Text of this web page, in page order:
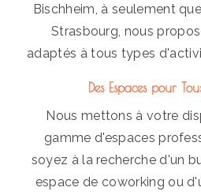
Bischheim, à seulement
Strasbourg, nous
adaptés à tous types
Des Espaces pour
Nous mettons à votre
gamme d'espaces
soyez à la recherche d'un
espace de coworking ou